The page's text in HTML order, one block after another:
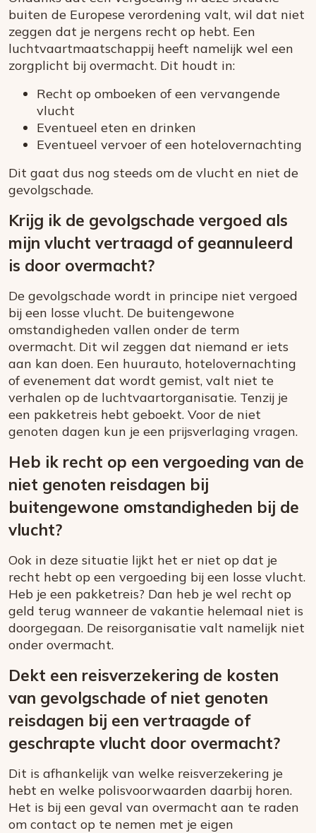
buiten de Europese verordening valt, wil dat niet
zeggen dat je nergens recht op hebt. Een
luchtvaartmaatschappij heeft namelijk wel een
zorgplicht bij overmacht. Dit houdt in:
Recht op omboeken of een vervangende
vlucht
Eventueel eten en drinken
Eventueel vervoer of een hotelovernachting
Dit gaat dus nog steeds om de vlucht en niet de
gevolgschade.
Krijg ik de gevolgschade vergoed als
mijn vlucht vertraagd of geannuleerd
is door overmacht?
De gevolgschade wordt in principe niet vergoed
bij een losse vlucht. De buitengewone
omstandigheden vallen onder de term
overmacht. Dit wil zeggen dat niemand er iets
aan kan doen. Een huurauto, hotelovernachting
of evenement dat wordt gemist, valt niet te
verhalen op de luchtvaartorganisatie. Tenzij je
een pakketreis hebt geboekt. Voor de niet
genoten dagen kun je een prijsverlaging vragen.
Heb ik recht op een vergoeding van de
niet genoten reisdagen bij
buitengewone omstandigheden bij de
vlucht?
Ook in deze situatie lijkt het er niet op dat je
recht hebt op een vergoeding bij een losse vlucht.
Heb je een pakketreis? Dan heb je wel recht op
geld terug wanneer de vakantie helemaal niet is
doorgegaan. De reisorganisatie valt namelijk niet
onder overmacht.
Dekt een reisverzekering de kosten
van gevolgschade of niet genoten
reisdagen bij een vertraagde of
geschrapte vlucht door overmacht?
Dit is afhankelijk van welke reisverzekering je
hebt en welke polisvoorwaarden daarbij horen.
Het is bij een geval van overmacht aan te raden
om contact op te nemen met je eigen